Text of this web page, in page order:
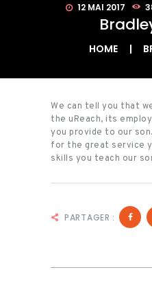
12 MAI 2017
HOME
CONTACT
We can tell you that
the uReach, its
you provide to our
for the great service
skills you teach our
PARTAGER :